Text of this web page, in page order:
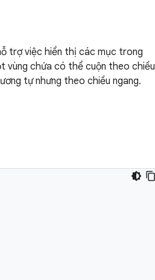
trợ việc hiển thị các mục trong
vùng chứa có thể cuộn theo chiều
tự nhưng theo chiều ngang.